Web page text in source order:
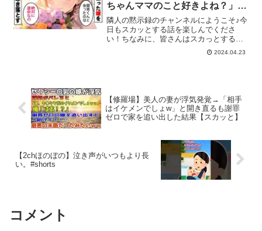
ちゃんママのこと好きよね？」娘
「テメェはいらねーw」スカッと
する話
隣人の黙示録のチャンネルにようこそ♪今
日もスカッとする話を楽しんでくださ
い！ちなみに、皆さんはスカっとする話
はお好きですか？アニメ系、ライン
(LINE)系など様々なスカッとする動画が
2024.04.23
【修羅場】美人の妻が浮気発覚→「相手
はイケメンでしょw」と開き直るも謝罪
ゼロで家を追い出した結果【スカッと】
【2chほのぼの】泣き声がいつもより長
い。#shorts
コメント